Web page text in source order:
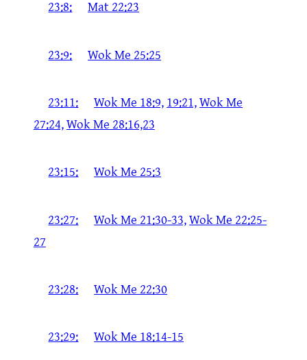
23:8: Mat 22:23
23:9: Wok Me 25:25
23:11: Wok Me 18:9,19:21,Wok Me
27:24,Wok Me 28:16,23
23:15: Wok Me 25:3
23:27: Wok Me 21:30-33,Wok Me 22:25-
27
23:28: Wok Me 22:30
23:29: Wok Me 18:14-15